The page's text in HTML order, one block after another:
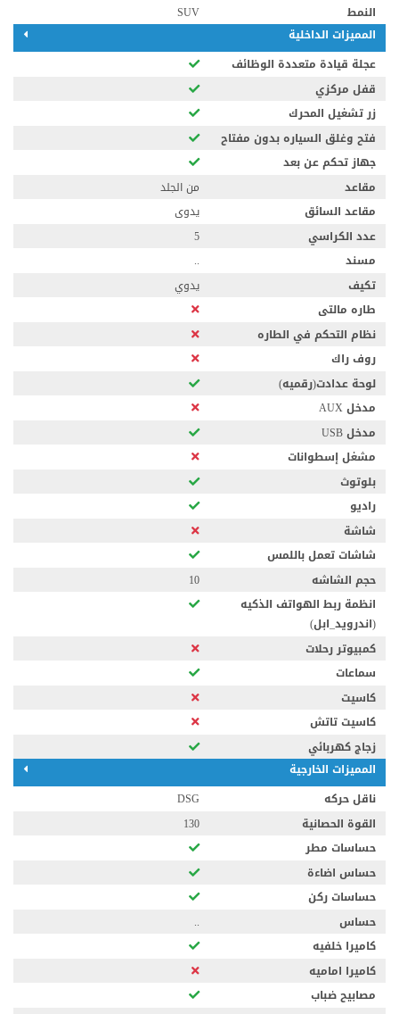
النمط
SUV
المميزات الداخلية
عجلة قيادة متعددة الوظائف
قفل مركزي
زر تشغيل المحرك
فتح وغلق السياره بدون مفتاح
جهاز تحكم عن بعد
مقاعد
من الجلد
مقاعد السائق
يدوى
عدد الكراسي
5
مسند
..
تكيف
يدوي
طاره مالتى
نظام التحكم في الطاره
روف راك
لوحة عدادت(رقميه)
مدخل AUX
مدخل USB
مشغل إسطوانات
بلوتوث
راديو
شاشة
شاشات تعمل باللمس
حجم الشاشه
10
انظمة ربط الهواتف الذكيه
(اندرويد_ابل)
كمبيوتر رحلات
سماعات
كاسيت
كاسيت تاتش
زجاج كهربائي
المميزات الخارجية
ناقل حركه
DSG
القوة الحصانية
130
حساسات مطر
حساس اضاءة
حساسات ركن
حساس
..
كاميرا خلفيه
كاميرا اماميه
مصابيح ضباب